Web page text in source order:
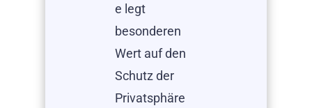
e legt
besonderen
Wert auf den
Schutz der
Privatsphäre